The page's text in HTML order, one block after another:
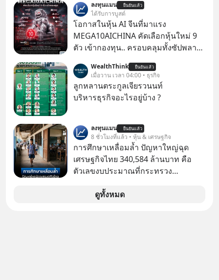
เปลี่ยนสี” McConaughey ดาราดาวรุ่ง
ในยุคหนึ่ง เคยปฏิเสธเงินค่าตัวหนังรอม
คอมที่สูงถึง 14.5 ล้านดอลลาร์ (หรือ
ราว 500 ล้านบาท) เพียงเพราะเขาไม่
อยากขังตัวเองไว้ในกล่องเดิมๆ ผลที่
ตามมาคือ โทรศัพท์ของเขากลายเป็น
ความเงียบสนิทนานถึง 14 เดือนเต็ม แต่
ความเงียบและ "ไฟแดง" ในวันนั้นกลับ
กลายเป็นการถอยหลังเพื่อตั้งหลัก จนส่ง
ในบทบาทที่เปลี่ยนชีวิตเขาไปตลอดกาล
ใน MM EP. นี้ เราจะมาร่วมถอดรหัส
และปรับวิธีคิดกันว่า Greenlight (ไฟ
เขียว) จะสร้างมันขึ้นมาล่วงหน้าด้วย
วินัยและความพร้อมได้อย่างไร?
สัญญาณเตือน และชะลอตัวอย่างมีสติ
ลงทุนแมน ยืนยันแล้ว
ได้รับการบูสต์
โอกาสในหุ้น AI จีนที่มาแรง
MEGA10AICHINA คัดเลือกหุ้นใหม่ 9
ตัว เข้ากองทุน.. ครอบคลุมทั้งซัปพลาย
โปรโมชัน ลด 50% ค่าธรรมเนียมซื้อ |
ยอด 2 ล้านบาทขึ้นไป ฟรีค่าธรรมเนียม
ซื้อ
WealthThink ยืนยันแล้ว
เมื่อวาน เวลา 04:00 • ธุรกิจ
ลูกหลานตระกูลเจียรวนนท์
บริหารธุรกิจอะไรอยู่บ้าง ?
ลงทุนแมน ยืนยันแล้ว
8 ชั่วโมงที่แล้ว • หุ้น & เศรษฐกิจ
การศึกษาเหลื่อมล้ำ ปัญหาใหญ่ฉุด
เศรษฐกิจไทย 340,584 ล้านบาท คือ
ตัวเลขงบประมาณที่กระทรวง
รายจ่ายประจำปี 2568 ซึ่งมากที่สุดเป็น
ดูทั้งหมด